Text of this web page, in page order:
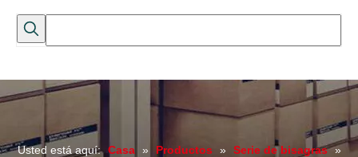
Usted está aquí: Casa » Productos » Serie de bisagras »